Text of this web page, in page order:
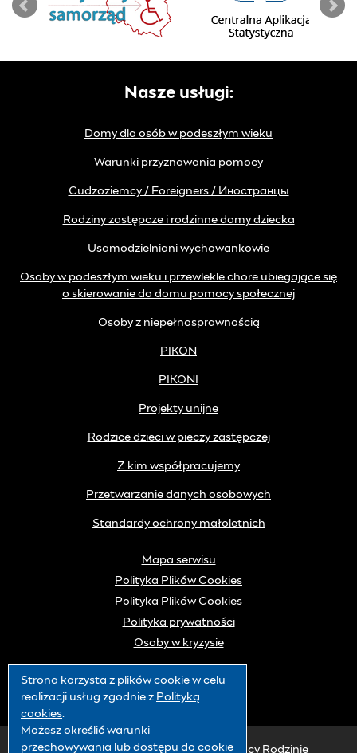
Strona korzysta z plikówcookie w celu
realizacji usług zgodnie z Polityką
cookies.
Możesz określić warunki
przechowywania lub dostępu do cookie
Nasze usługi:
Domy dla osób w podeszłym wieku
Warunki przyznawania pomocy
Cudzoziemcy / Foreigners / Иностранцы
Rodziny zastępcze i rodzinne domy dziecka
Usamodzielniani wychowankowie
Osoby w podeszłym wieku i przewlekle chore ubiegające się
o skierowanie do domu pomocy społecznej
Osoby z niepełnosprawnością
PIKON
PIKONI
Projekty unijne
Rodzice dzieci w pieczy zastępczej
Z kim współpracujemy
Przetwarzanie danych osobowych
Standardy ochrony małoletnich
Mapa serwisu
Polityka Plików Cookies
Polityka Plików Cookies
Polityka prywatności
Osoby w kryzysie
© 2019 Warszawskie Centrum Pomocy Rodzinie